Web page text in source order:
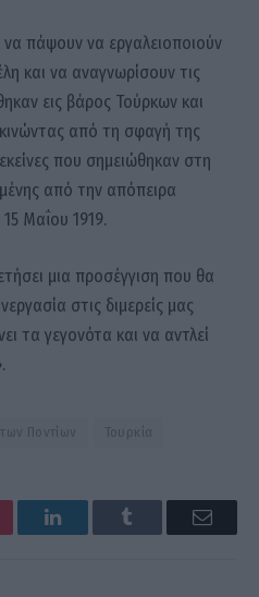
να πάψουν να εργαλειοποιούν
και να αναγνωρίσουν τις
εις βάρος Τούρκων και
από τη σφαγή της
που σημειώθηκαν στη
από την απόπειρα
Μαΐου 1919.
μια προσέγγιση που θα
στις διμερείς μας
τα γεγονότα και να αντλεί
Ποντίων Τουρκία
LinkedInTumblr Email